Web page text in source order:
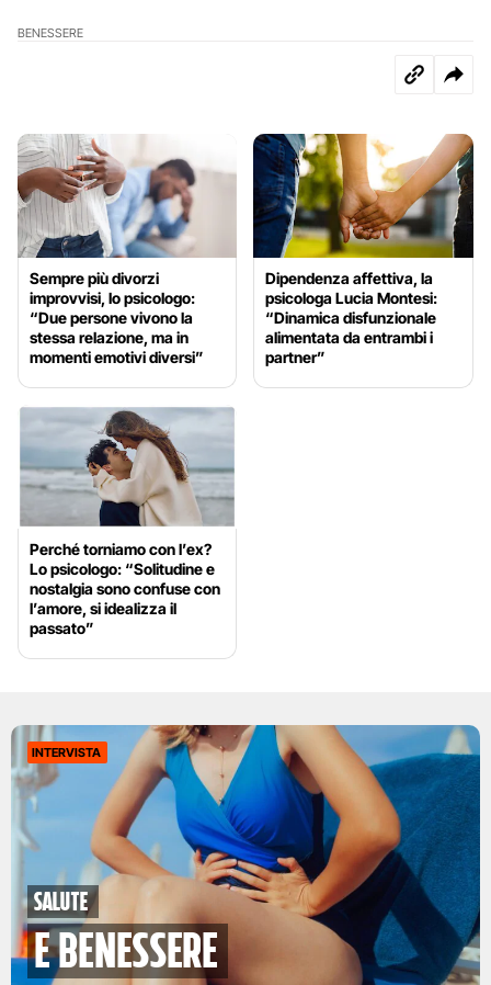
BENESSERE
Sempre più divorzi
improvvisi, lo psicologo:
“Due persone vivono la
stessa relazione, ma in
momenti emotivi diversi”
Dipendenza affettiva, la
psicologa Lucia Montesi:
“Dinamica disfunzionale
alimentata da entrambi i
partner”
Perché torniamo con l’ex?
Lo psicologo: “Solitudine e
nostalgia sono confuse con
l’amore, si idealizza il
passato”
INTERVISTA
Salute
e benessere